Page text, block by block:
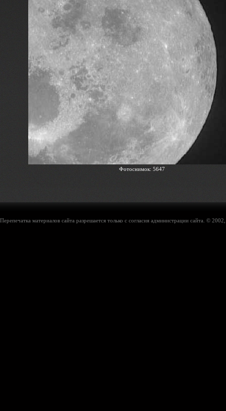
Фотоснимок: 5647
Перепечатка материалов сайта разрешается только с согласия администрации сайта. ©